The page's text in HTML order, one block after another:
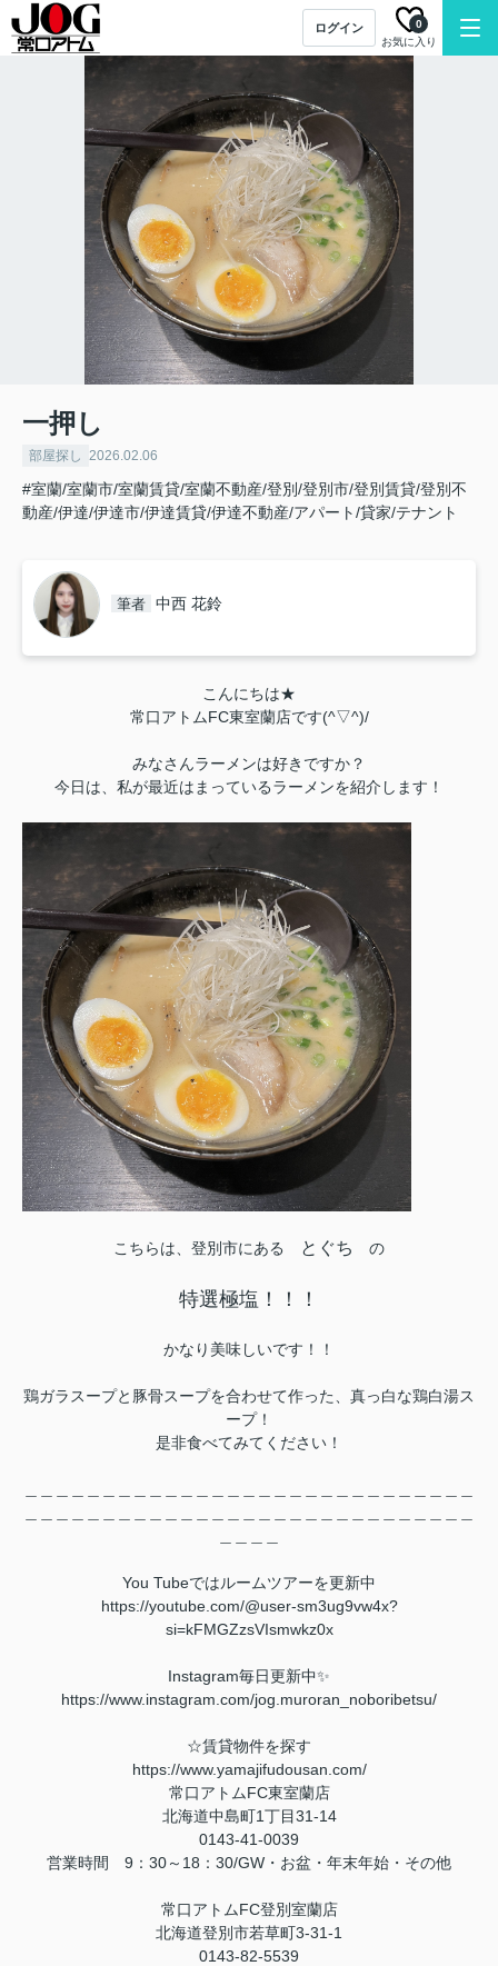
ログイン
お気に入り
0
一押し
部屋探し 2026.02.06
#室蘭/室蘭市/室蘭賃貸/室蘭不動産/登別/登別市/登別賃貸/登別不
動産/伊達/伊達市/伊達賃貸/伊達不動産/アパート/貸家/テナント
筆者 中西 花鈴
こんにちは★
常口アトムFC東室蘭店です(^▽^)/
みなさんラーメンは好きですか？
今日は、私が最近はまっているラーメンを紹介します！
こちらは、登別市にある とぐち の
特選極塩！！！
かなり美味しいです！！
鶏ガラスープと豚骨スープを合わせて作った、真っ白な鶏白湯ス
ープ！
是非食べてみてください！
You Tubeではルームツアーを更新中
https://youtube.com/@user-sm3ug9vw4x?
si=kFMGZzsVIsmwkz0x
Instagram毎日更新中✨
https://www.instagram.com/jog.muroran_noboribetsu/
☆賃貸物件を探す
https://www.yamajifudousan.com/
常口アトムFC東室蘭店
北海道中島町1丁目31-14
0143-41-0039
営業時間 9：30～18：30/GW・お盆・年末年始・その他
常口アトムFC登別室蘭店
北海道登別市若草町3-31-1
0143-82-5539